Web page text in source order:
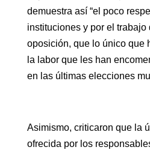
demuestra así “el poco
instituciones y por el trabajo
oposición, que lo único que
la labor que les han
en las últimas elecciones
Asimismo, criticaron que la
ofrecida por los